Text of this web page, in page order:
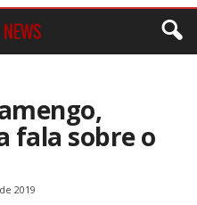
fala sobre o
2019